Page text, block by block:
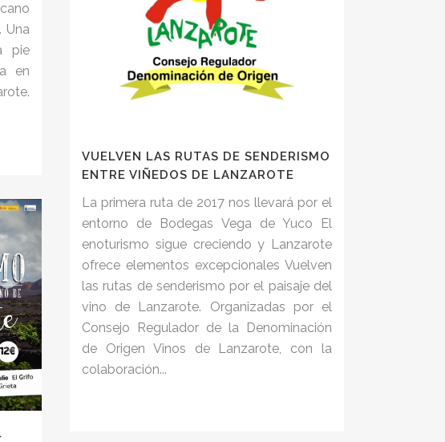
Una
pie
en
VUELVEN LAS RUTAS DE SENDERISMO
ENTRE VIÑEDOS DE LANZAROTE
La primera ruta de 2017 nos llevará por el
entorno de Bodegas Vega de Yuco El
enoturismo sigue creciendo y Lanzarote
ofrece elementos excepcionales Vuelven
las rutas de senderismo por el paisaje del
vino de Lanzarote. Organizadas por el
Consejo Regulador de la Denominación
de Origen Vinos de Lanzarote, con la
colaboración...